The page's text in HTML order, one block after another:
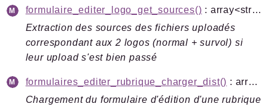
formulaire_editer_logo_get_sources()
: array<string|int, mixed>
Extraction des sources des fichiers uploadés
correspondant aux 2 logos (normal + survol) si
leur upload s'est bien passé
formulaires_editer_rubrique_charger_dist()
: array<string|int, mixed>
Chargement du formulaire d'édition d'une rubrique